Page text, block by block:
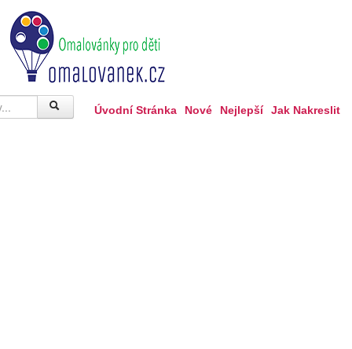
Úvodní Stránka Nové Nejlepší Jak Nakreslit